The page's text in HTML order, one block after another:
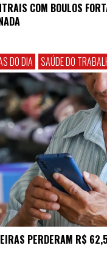
COM BOULOS
DO DIA SAÚDE DO
PERDERAM R$